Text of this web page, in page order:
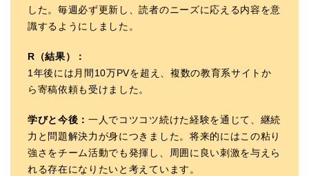
した。毎週必ず更新し、読者のニーズに応える内容を意
識するようにしました。
R（結果）：
1年後には月間10万PVを超え、複数の教育系サイトか
ら寄稿依頼も受けました。
学びと今後：一人でコツコツ続けた経験を通じて、継続
力と問題解決力が身につきました。将来的にはこの粘り
強さをチーム活動でも発揮し、周囲に良い刺激を与えら
れる存在になりたいと考えています。